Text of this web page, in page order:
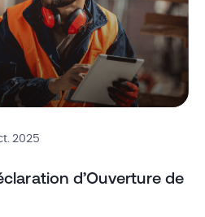
2025
d’Ouverture de